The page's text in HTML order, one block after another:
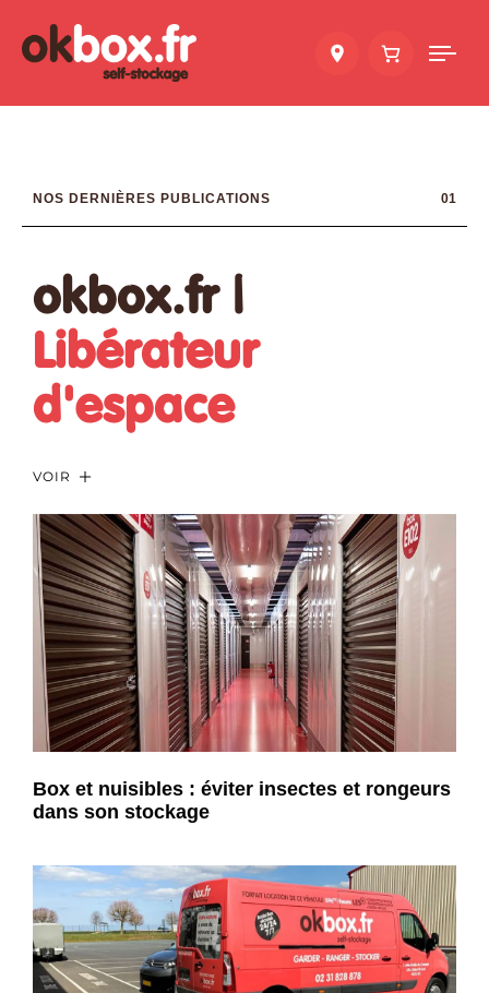
NOS DERNIÈRES PUBLICATIONS 01
okbox.fr |
Libérateur
d'espace
VOI R
Box et nuisibles : éviter insectes et rongeurs
dans son stockage